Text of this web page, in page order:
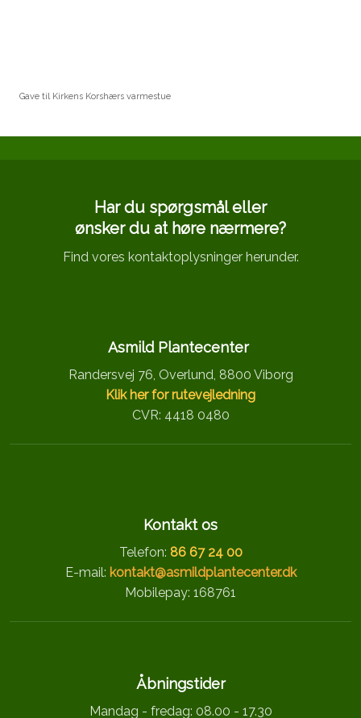
Gave til Kirkens Korshærs varmestue
Har du spørgsmål eller
​ønsker du at høre nærmere?
Find vores kontaktoplysninger herunder.
Asmild Plantecenter
Randersvej 76, Overlund, 8800 Viborg
Klik her for rutevejledning
CVR: 4418 0480
Kontakt os
Telefon: 86 67 24 00
E-mail: kontakt@asmildplantecenter.dk
Mobilepay: 168761
Åbningstider
Mandag - fredag: 08.00 - 17.30